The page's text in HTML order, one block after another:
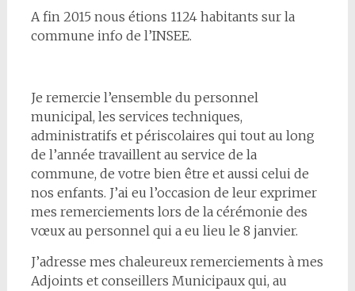
A fin 2015 nous étions 1124 habitants sur la
commune info de l’INSEE.
Je remercie l’ensemble du personnel
municipal, les services techniques,
administratifs et périscolaires qui tout au long
de l’année travaillent au service de la
commune, de votre bien être et aussi celui de
nos enfants. J’ai eu l’occasion de leur exprimer
mes remerciements lors de la cérémonie des
vœux au personnel qui a eu lieu le 8 janvier.
J’adresse mes chaleureux remerciements à mes
Adjoints et conseillers Municipaux qui, au